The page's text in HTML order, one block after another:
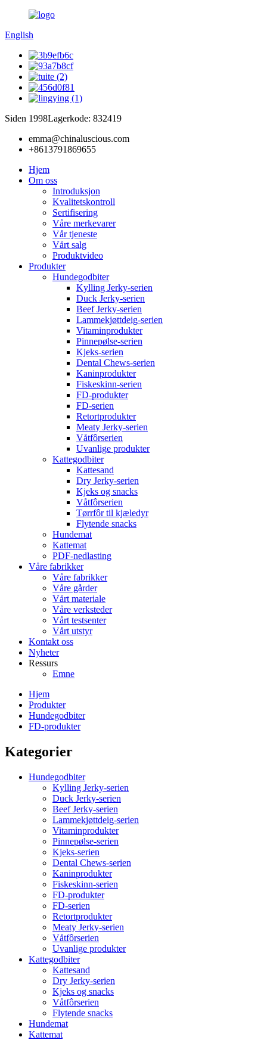
English
Siden 1998Lagerkode: 832419
emma@chinaluscious.com
+8613791869655
Hjem
Om oss
Introduksjon
Kvalitetskontroll
Sertifisering
Våre merkevarer
Vår tjeneste
Vårt salg
Produktvideo
Produkter
Hundegodbiter
Kylling Jerky-serien
Duck Jerky-serien
Beef Jerky-serien
Lammekjøttdeig-serien
Vitaminprodukter
Pinnepølse-serien
Kjeks-serien
Dental Chews-serien
Kaninprodukter
Fiskeskinn-serien
FD-produkter
FD-serien
Retortprodukter
Meaty Jerky-serien
Våtfôrserien
Uvanlige produkter
Kattegodbiter
Kattesand
Dry Jerky-serien
Kjeks og snacks
Våtfôrserien
Tørrfôr til kjæledyr
Flytende snacks
Hundemat
Kattemat
PDF-nedlasting
Våre fabrikker
Våre fabrikker
Våre gårder
Vårt materiale
Våre verksteder
Vårt testsenter
Vårt utstyr
Kontakt oss
Nyheter
Ressurs
Emne
Hjem
Produkter
Hundegodbiter
FD-produkter
Kategorier
Hundegodbiter
Kylling Jerky-serien
Duck Jerky-serien
Beef Jerky-serien
Lammekjøttdeig-serien
Vitaminprodukter
Pinnepølse-serien
Kjeks-serien
Dental Chews-serien
Kaninprodukter
Fiskeskinn-serien
FD-produkter
FD-serien
Retortprodukter
Meaty Jerky-serien
Våtfôrserien
Uvanlige produkter
Kattegodbiter
Kattesand
Dry Jerky-serien
Kjeks og snacks
Våtfôrserien
Flytende snacks
Hundemat
Kattemat